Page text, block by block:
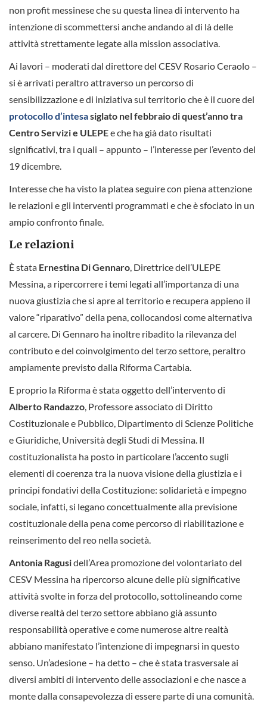
non profit messinese che su questa linea di intervento ha
intenzione di scommettersi anche andando al di là delle
attività strettamente legate alla mission associativa.
Ai lavori – moderati dal direttore del CESV Rosario Ceraolo –
si è arrivati peraltro attraverso un percorso di
sensibilizzazione e di iniziativa sul territorio che è il cuore del
protocollo d’intesasiglato nel febbraio di quest’anno tra
Centro Servizi e ULEPEe che ha già dato risultati
significativi, tra i quali – appunto – l’interesse per l’evento del
19 dicembre.
Interesse che ha visto la platea seguire con piena attenzione
le relazioni e gli interventi programmati e che è sfociato in un
ampio confronto finale.
Le relazioni
È stata Ernestina Di Gennaro, Direttrice dell’ULEPE
Messina, a ripercorrere i temi legati all’importanza di una
nuova giustizia che si apre al territorio e recupera appieno il
valore “riparativo” della pena, collocandosi come alternativa
al carcere. Di Gennaro ha inoltre ribadito la rilevanza del
contributo e del coinvolgimento del terzo settore, peraltro
ampiamente previsto dalla Riforma Cartabia.
E proprio la Riforma è stata oggetto dell’intervento di
Alberto Randazzo, Professore associato di Diritto
Costituzionale e Pubblico, Dipartimento di Scienze Politiche
e Giuridiche, Università degli Studi di Messina. Il
costituzionalista ha posto in particolare l’accento sugli
elementi di coerenza tra la nuova visione della giustizia e i
principi fondativi della Costituzione: solidarietà e impegno
sociale, infatti, si legano concettualmente alla previsione
costituzionale della pena come percorso di riabilitazione e
reinserimento del reo nella società.
Antonia Ragusidell’Area promozione del volontariato del
CESV Messina ha ripercorso alcune delle più significative
attività svolte in forza del protocollo, sottolineando come
diverse realtà del terzo settore abbiano già assunto
responsabilità operative e come numerose altre realtà
abbiano manifestato l’intenzione di impegnarsi in questo
senso. Un’adesione – ha detto – che è stata trasversale ai
diversi ambiti di intervento delle associazioni e che nasce a
monte dalla consapevolezza di essere parte di una comunità.